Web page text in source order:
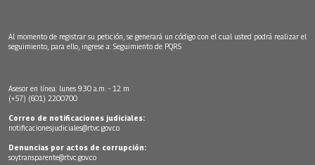
Al momento de registrar su petición, se generará un código con el cual usted podrá realizar el
seguimiento, para ello, ingrese a: Seguimiento de PQRS
Asesor en línea: lunes 9:30 a.m. - 12 m
(+57) (601) 2200700
Correo de notificaciones judiciales:
notificacionesjudiciales@rtvc.gov.co
Denuncias por actos de corrupción:
soytransparente@rtvc.gov.co